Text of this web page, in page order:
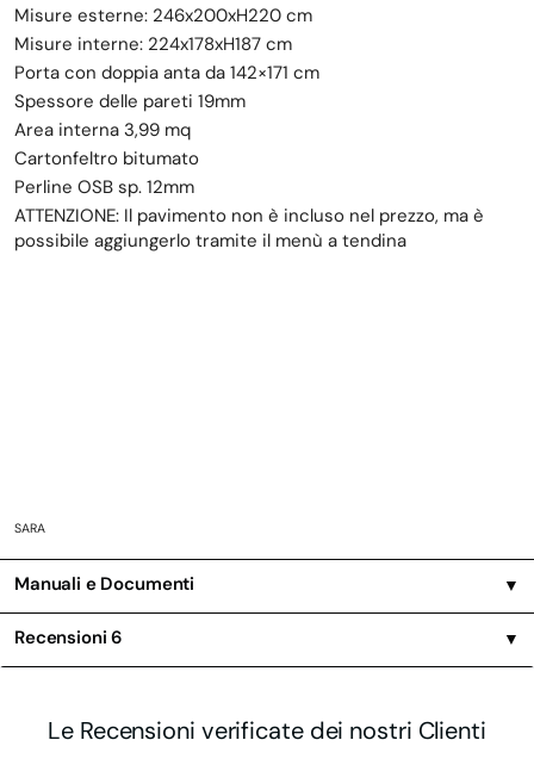
Misure esterne: 246x200xH220 cm
Misure interne: 224x178xH187 cm
Porta con doppia anta da 142×171 cm
Spessore delle pareti 19mm
Area interna 3,99 mq
Cartonfeltro bitumato
Perline OSB sp. 12mm
ATTENZIONE: Il pavimento non è incluso nel prezzo, ma è
possibile aggiungerlo tramite il menù a tendina
SARA
Manuali e Documenti ▼
Recensioni6 ▼
Le Recensioni verificate dei nostri Clienti